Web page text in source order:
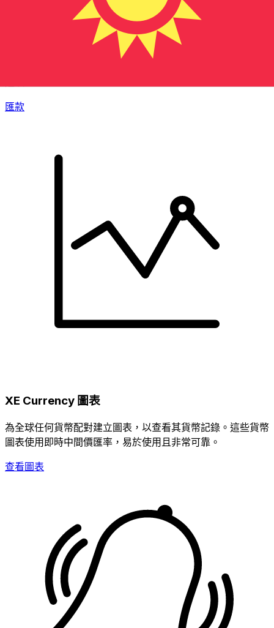
匯款
XE Currency 圖表
為全球任何貨幣配對建立圖表，以查看其貨幣記錄。這些貨幣
圖表使用即時中間價匯率，易於使用且非常可靠。
查看圖表